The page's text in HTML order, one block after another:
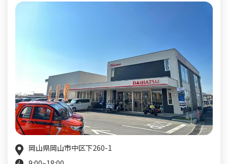
岡山県岡山市中区下260-1